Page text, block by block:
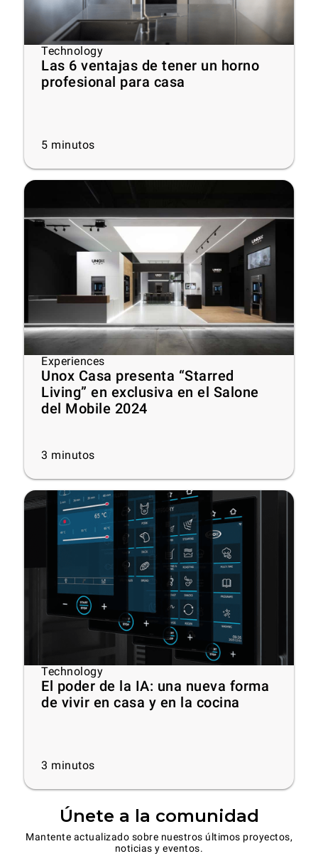
Technology
Las 6 ventajas de tener un horno
profesional para casa
5 minutos
Experiences
Unox Casa presenta “Starred
Living” en exclusiva en el Salone
del Mobile 2024
3 minutos
Technology
El poder de la IA: una nueva forma
de vivir en casa y en la cocina
3 minutos
Únete a la comunidad
Mantente actualizado sobre nuestros últimos proyectos,
noticias y eventos.